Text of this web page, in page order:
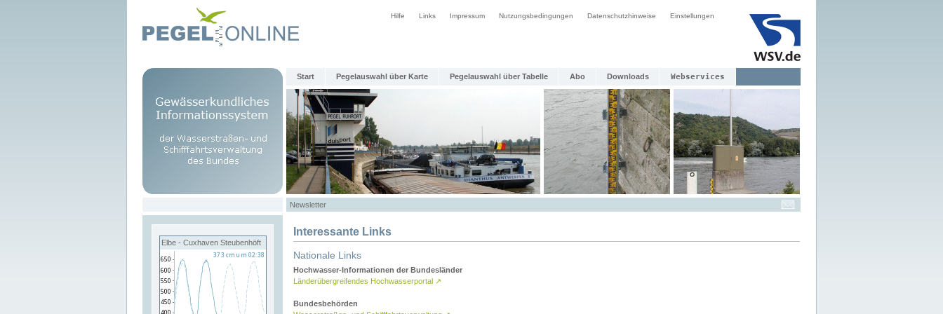
Hilfe Links Impressum Nutzungsbedingungen Datenschutzhinweise Einstellungen
Start Pegelauswahl über Karte Pegelauswahl über Tabelle Abo Downloads Webservices
Newsletter
Elbe - Cuxhaven Steubenhöft
Interessante Links
Nationale Links
Hochwasser-Informationen der Bundesländer
Länderübergreifendes Hochwasserportal ↗
Bundesbehörden